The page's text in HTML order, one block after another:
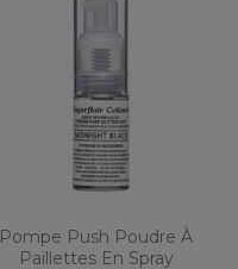
Pompe Push Poudre À
Paillettes En Spray